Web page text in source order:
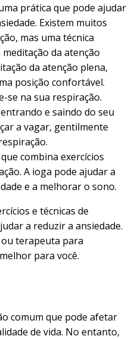
prática que pode ajudar
Existem muitos
mas uma técnica
da atenção
da atenção plena,
posição confortável.
se na sua respiração.
e saindo do seu
a vagar, gentilmente
combina exercícios
A ioga pode ajudar a
e a melhorar o sono.
e técnicas de
a reduzir a ansiedade.
ou terapeuta para
para você.
comum que pode afetar
de vida. No entanto,